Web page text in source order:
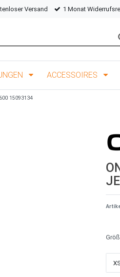
Versand 1 Monat
ACCESSOIRES
15093134